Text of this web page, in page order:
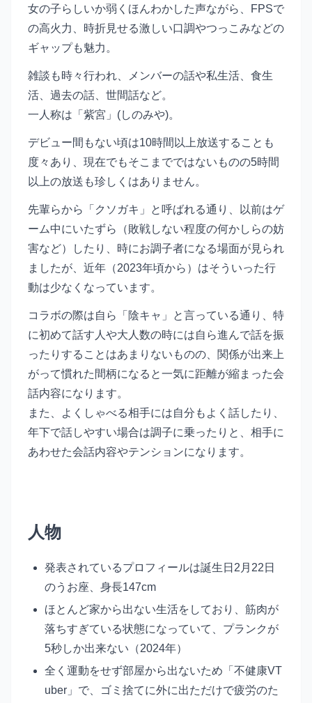
女の子らしいか弱くほんわかした声ながら、FPSで
の高火力、時折見せる激しい口調やつっこみなどの
ギャップも魅力。
雑談も時々行われ、メンバーの話や私生活、食生
活、過去の話、世間話など。
一人称は「紫宮」(しのみや)。
デビュー間もない頃は10時間以上放送することも
度々あり、現在でもそこまでではないものの5時間
以上の放送も珍しくはありません。
先輩らから「クソガキ」と呼ばれる通り、以前はゲ
ーム中にいたずら（敗戦しない程度の何かしらの妨
害など）したり、時にお調子者になる場面が見られ
ましたが、近年（2023年頃から）はそういった行
動は少なくなっています。
コラボの際は自ら「陰キャ」と言っている通り、特
に初めて話す人や大人数の時には自ら進んで話を振
ったりすることはあまりないものの、関係が出来上
がって慣れた間柄になると一気に距離が縮まった会
話内容になります。
また、よくしゃべる相手には自分もよく話したり、
年下で話しやすい場合は調子に乗ったりと、相手に
あわせた会話内容やテンションになります。
人物
発表されているプロフィールは誕生日2月22日
のうお座、身長147cm
ほとんど家から出ない生活をしており、筋肉が
落ちすぎている状態になっていて、プランクが
5秒しか出来ない（2024年）
全く運動をせず部屋から出ないため「不健康VT
uber」で、ゴミ捨てに外に出ただけで疲労のた